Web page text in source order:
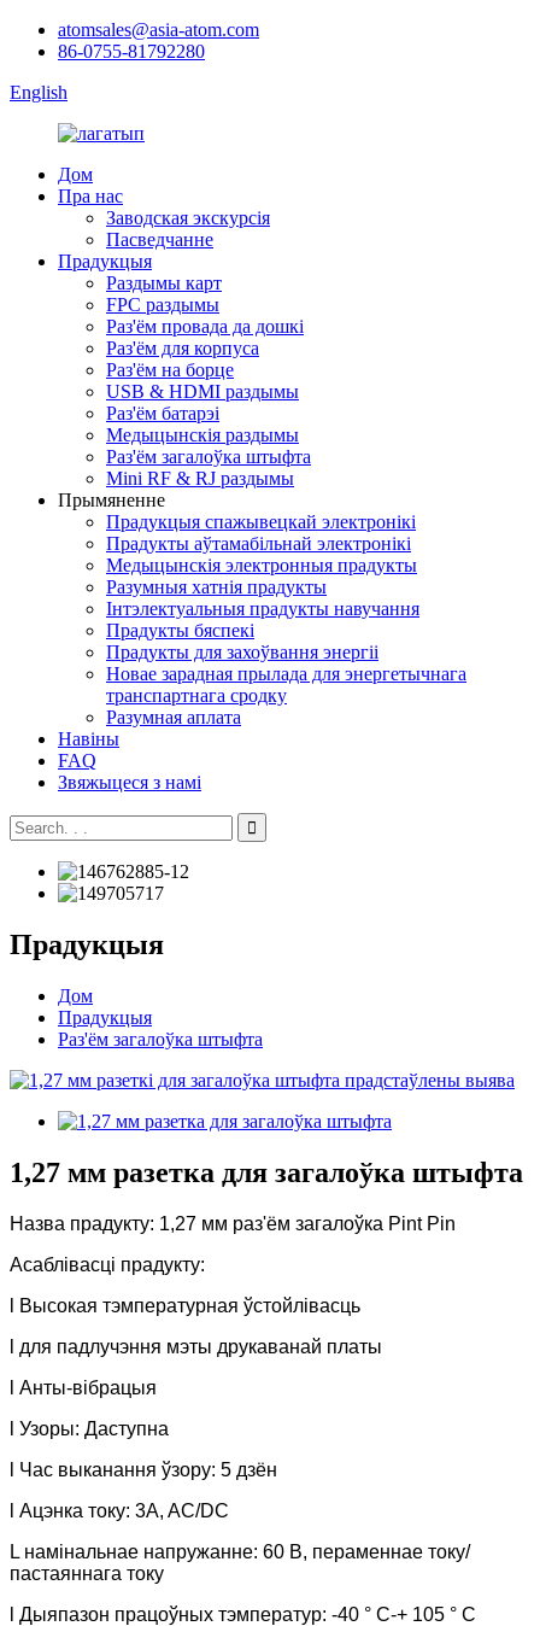
atomsales@asia-atom.com
86-0755-81792280
English
Дом
Пра нас
Заводская экскурсія
Пасведчанне
Прадукцыя
Раздымы карт
FPC раздымы
Раз'ём провада да дошкі
Раз'ём для корпуса
Раз'ём на борце
USB & HDMI раздымы
Раз'ём батарэі
Медыцынскія раздымы
Раз'ём загалоўка штыфта
Mini RF & RJ раздымы
Прымяненне
Прадукцыя спажывецкай электронікі
Прадукты аўтамабільнай электронікі
Медыцынскія электронныя прадукты
Разумныя хатнія прадукты
Інтэлектуальныя прадукты навучання
Прадукты бяспекі
Прадукты для захоўвання энергіі
Новае зарадная прылада для энергетычнага
транспартнага сродку
Разумная аплата
Навіны
FAQ
Звяжыцеся з намі
Прадукцыя
Дом
Прадукцыя
Раз'ём загалоўка штыфта
1,27 мм разетка для загалоўка штыфта
Назва прадукту: 1,27 мм раз'ём загалоўка Pint Pin
Асаблівасці прадукту:
l Высокая тэмпературная ўстойлівасць
l для падлучэння мэты друкаванай платы
l Анты-вібрацыя
l Узоры: Даступна
l Час выканання ўзору: 5 дзён
l Ацэнка току: 3A, AC/DC
L намінальнае напружанне: 60 В, пераменнае току/
пастаяннага току
l Дыяпазон працоўных тэмператур: -40 ° C-+ 105 ° C